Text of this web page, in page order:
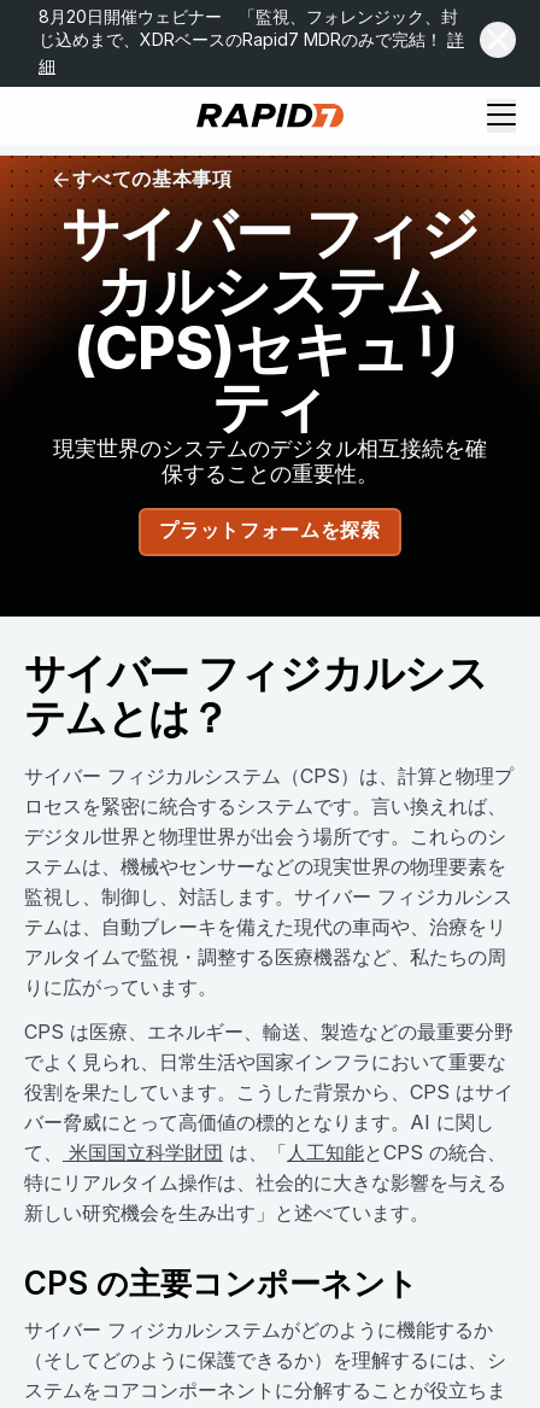
8月20日開催ウェビナー 「監視、フォレンジック、封
じ込めまで、XDRベースのRapid7 MDRのみで完結！ 詳
細
すべての基本事項
サイバー フィジ
カルシステム
(CPS)セキュリ
ティ
現実世界のシステムのデジタル相互接続を確
保することの重要性。
プラットフォームを探索
サイバー フィジカルシス
テムとは？
サイバー フィジカルシステム（CPS）は、計算と物理プ
ロセスを緊密に統合するシステムです。言い換えれば、
デジタル世界と物理世界が出会う場所です。これらのシ
ステムは、機械やセンサーなどの現実世界の物理要素を
監視し、制御し、対話します。サイバー フィジカルシス
テムは、自動ブレーキを備えた現代の車両や、治療をリ
アルタイムで監視・調整する医療機器など、私たちの周
りに広がっています。
CPS は医療、エネルギー、輸送、製造などの最重要分野
でよく見られ、日常生活や国家インフラにおいて重要な
役割を果たしています。こうした背景から、CPS はサイ
バー脅威にとって高価値の標的となります。AI に関し
て、
米国国立科学財団 は、「人工知能とCPS の統合、
特にリアルタイム操作は、社会的に大きな影響を与える
新しい研究機会を生み出す」と述べています。
CPS の主要コンポーネント
サイバー フィジカルシステムがどのように機能するか
（そしてどのように保護できるか）を理解するには、シ
ステムをコアコンポーネントに分解することが役立ちま